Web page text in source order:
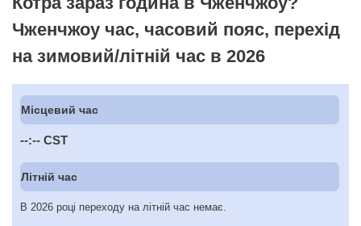
Чженчжоу час, часовий пояс, перехід
на зимовий/літній час в 2026
Місцевий час
--:-- CST
Літній час
В 2026 році переходу на літній час немає.